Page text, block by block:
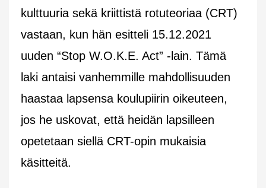
kulttuuria sekä kriittistä rotuteoriaa (CRT)
vastaan, kun hän esitteli 15.12.2021
uuden “Stop W.O.K.E. Act” -lain. Tämä
laki antaisi vanhemmille mahdollisuuden
haastaa lapsensa koulupiirin oikeuteen,
jos he uskovat, että heidän lapsilleen
opetetaan siellä CRT-opin mukaisia
käsitteitä.